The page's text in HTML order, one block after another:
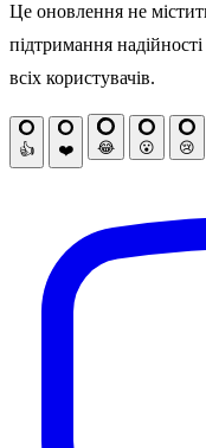
Це оновлення не
підтримання
всіх користувачів.
👍 ❤️ 😂 😮 😢